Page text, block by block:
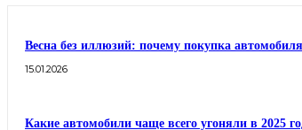
Весна без иллюзий: почему покупка
15.01.2026
Какие автомобили чаще всего угоняли в 2025